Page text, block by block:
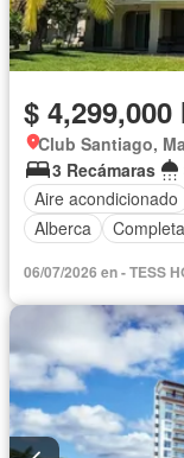
$ 4,299,000
Club Santiago,
3 Recámaras
Aire acondicionado
Alberca
06/07/2026 en - TESS